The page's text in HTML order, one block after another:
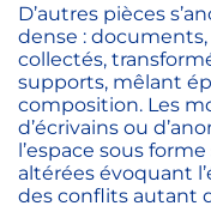
D’autres pièces
dense :
collectés,
supports, mêlant
composition. Les
d’écrivains ou
l’espace sous
altérées évoquant
des conflits autant